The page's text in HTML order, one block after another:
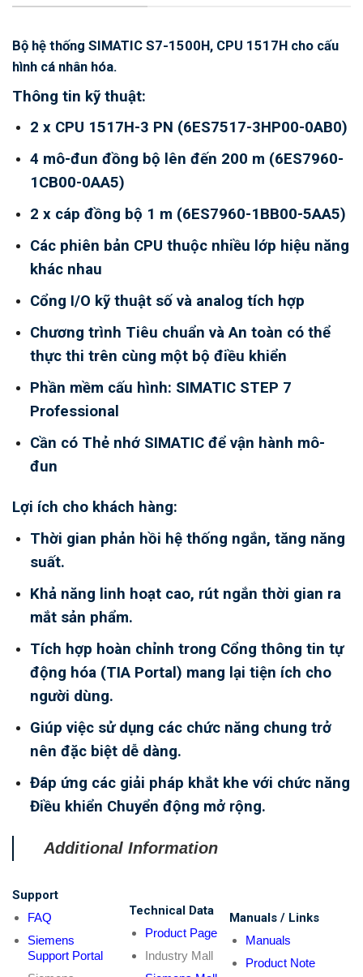
Bộ hệ thống SIMATIC S7-1500H, CPU 1517H cho cấu
hình cá nhân hóa.
Thông tin kỹ thuật:
2 x CPU 1517H-3 PN (6ES7517-3HP00-0AB0)
4 mô-đun đồng bộ lên đến 200 m (6ES7960-
1CB00-0AA5)
2 x cáp đồng bộ 1 m (6ES7960-1BB00-5AA5)
Các phiên bản CPU thuộc nhiều lớp hiệu năng
khác nhau
Cổng I/O kỹ thuật số và analog tích hợp
Chương trình Tiêu chuẩn và An toàn có thể
thực thi trên cùng một bộ điều khiển
Phần mềm cấu hình: SIMATIC STEP 7
Professional
Cần có Thẻ nhớ SIMATIC để vận hành mô-
đun
Lợi ích cho khách hàng:
Thời gian phản hồi hệ thống ngắn, tăng năng
suất.
Khả năng linh hoạt cao, rút ngắn thời gian ra
mắt sản phẩm.
Tích hợp hoàn chỉnh trong Cổng thông tin tự
động hóa (TIA Portal) mang lại tiện ích cho
người dùng.
Giúp việc sử dụng các chức năng chung trở
nên đặc biệt dễ dàng.
Đáp ứng các giải pháp khắt khe với chức năng
Điều khiển Chuyển động mở rộng.
Additional Information
Support
FAQ
Siemens
Support Portal
Technical Data
Product Page
Industry Mall
Manuals / Links
Manuals
Product Note